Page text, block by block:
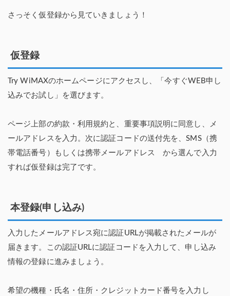
さっそく仮登録から見ていきましょう！
仮登録
Try WiMAXのホームページにアクセスし、「今すぐWEB申し
込みでお試し」を選びます。
ページ上部の約款・利用規約と、重要事項説明に同意し、メ
ールアドレスを入力。次に認証コードの送付先を、SMS（携
帯電話番号）もしくは携帯メールアドレス から選んで入力
すれば仮登録は完了です。
本登録(申し込み)
入力したメールアドレス宛に認証URLが掲載されたメールが
届きます。この認証URLに認証コードを入力して、申し込み
情報の登録に進みましょう。
希望の機種・氏名・住所・クレジットカード番号を入力し